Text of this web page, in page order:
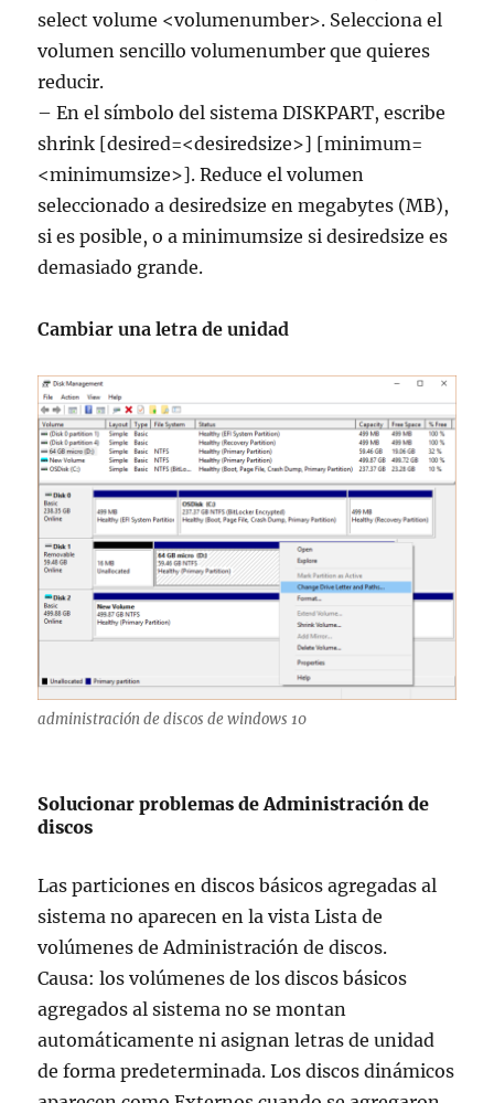
select volume <volumenumber>. Selecciona el
volumen sencillo volumenumber que quieres
reducir.
– En el símbolo del sistema DISKPART, escribe
shrink [desired=<desiredsize>] [minimum=
<minimumsize>]. Reduce el volumen
seleccionado a desiredsize en megabytes (MB),
si es posible, o a minimumsize si desiredsize es
demasiado grande.
Cambiar una letra de unidad
administración de discos de windows 10
Solucionar problemas de Administración de
discos
Las particiones en discos básicos agregadas al
sistema no aparecen en la vista Lista de
volúmenes de Administración de discos.
Causa: los volúmenes de los discos básicos
agregados al sistema no se montan
automáticamente ni asignan letras de unidad
de forma predeterminada. Los discos dinámicos